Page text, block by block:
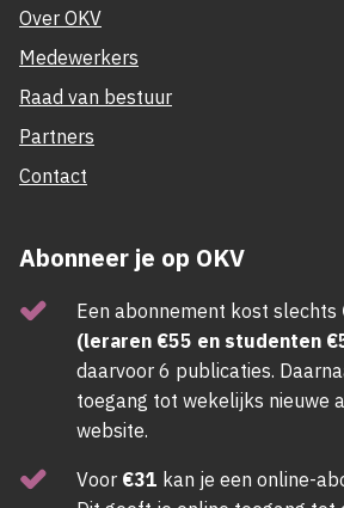
Over OKV
Medewerkers
Raad van bestuur
Partners
Contact
Abonneer je op OKV
Een abonnement kost slechts
(leraren €55 en studenten
daarvoor 6 publicaties.
toegang tot wekelijks nieuwe
website.
Voor €31 kan je een online-